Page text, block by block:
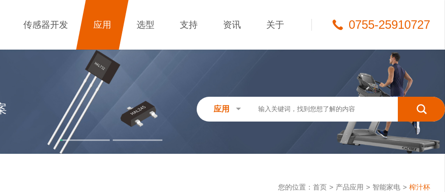
传感器开发 应用 选型 支持 资讯 关于 0755-25910727
应用
您的位置： 首页 > 产品应用 > 智能家电 > 榨汁杯